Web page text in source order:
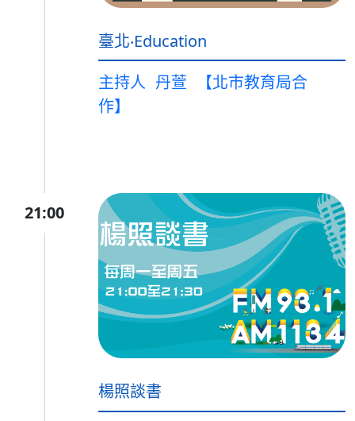
臺北‧Education
主持人 丹萱
【北市教育局合
作】
21:00
楊照談書